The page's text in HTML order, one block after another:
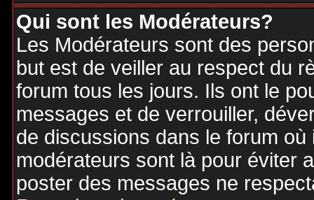
Qui sont les Modérateurs?
Les Modérateurs sont des
but est de veiller au respect du
forum tous les jours. Ils ont le
messages et de verrouiller,
de discussions dans le forum
modérateurs sont là pour éviter
poster des messages ne